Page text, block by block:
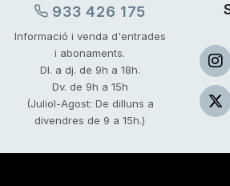
933 426 175
Informació i venda d'entrades
i abonaments.
Dl. a dj. de 9h a 18h.
Dv. de 9h a 15h
(Juliol-Agost: De dilluns a
divendres de 9 a 15h.)